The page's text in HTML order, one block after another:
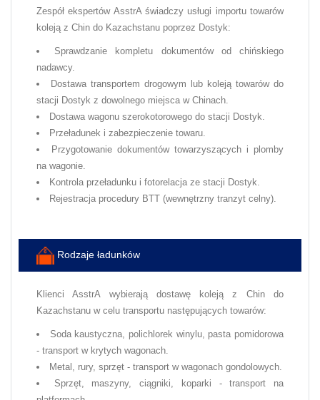
Zespół ekspertów AsstrA świadczy usługi importu towarów
koleją z Chin do Kazachstanu poprzez Dostyk:
Sprawdzanie kompletu dokumentów od chińskiego
nadawcy.
Dostawa transportem drogowym lub koleją towarów do
stacji Dostyk z dowolnego miejsca w Chinach.
Dostawa wagonu szerokotorowego do stacji Dostyk.
Przeładunek i zabezpieczenie towaru.
Przygotowanie dokumentów towarzyszących i plomby
na wagonie.
Kontrola przeładunku i fotorelacja ze stacji Dostyk.
Rejestracja procedury BTT (wewnętrzny tranzyt celny).
Rodzaje ładunków
Klienci AsstrA wybierają dostawę koleją z Chin do
Kazachstanu w celu transportu następujących towarów:
Soda kaustyczna, polichlorek winylu, pasta pomidorowa
- transport w krytych wagonach.
Metal, rury, sprzęt - transport w wagonach gondolowych.
Sprzęt, maszyny, ciągniki, koparki - transport na